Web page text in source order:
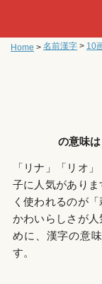
Home > 名前漢字 > 10
の意味
「リナ」「リオ
子に人気があり
く使われるのが
かわいらしさが
めに、漢字の意
す。